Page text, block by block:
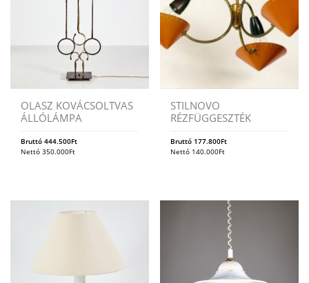
OLASZ KOVÁCSOLTVAS
ÁLLÓLÁMPA
Bruttó 444.500Ft
Nettó 350.000Ft
STILNOVO
RÉZFÜGGESZTÉK
Bruttó 177.800Ft
Nettó 140.000Ft